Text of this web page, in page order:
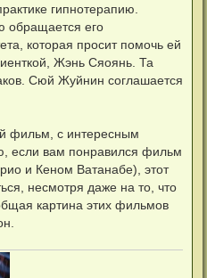
гипнотерапию.
его
которая просит помочь ей
Жэнь Сяоянь. Та
Сюй Жуйнин соглашается
фильм, с интересным
если вам понравился фильм
и Кеном Ватанабе), этот
несмотря даже на то, что
картина этих фильмов